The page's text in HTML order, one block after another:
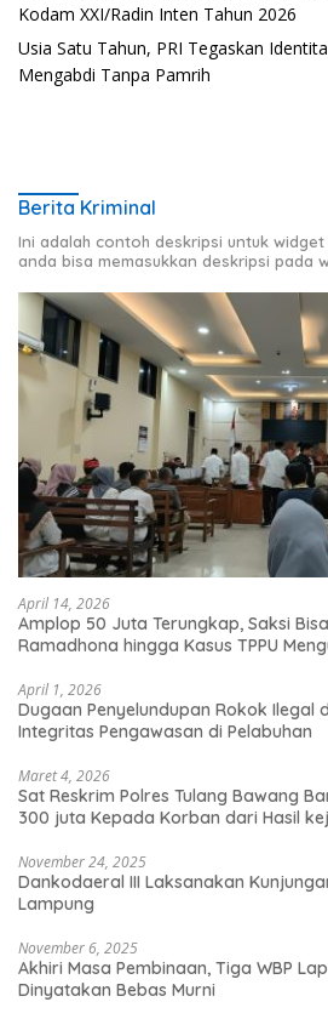
Kodam XXI/Radin Inten Tahun 2026
Usia Satu Tahun, PRI Tegaskan
Mengabdi Tanpa Pamrih
Berita Kriminal
Ini adalah contoh deskripsi untuk
anda bisa memasukkan deskripsi pada
April 14, 2026
Amplop 50 Juta Terungkap, Saksi
Ramadhona hingga Kasus TPPU
April 1, 2026
Dugaan Penyelundupan Rokok Ilegal
Integritas Pengawasan di Pelabuhan
Maret 4, 2026
Sat Reskrim Polres Tulang Bawang
300 juta Kepada Korban dari Hasil
November 24, 2025
Dankodaeral III Laksanakan
Lampung
November 6, 2025
Akhiri Masa Pembinaan, Tiga WBP
Dinyatakan Bebas Murni